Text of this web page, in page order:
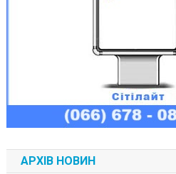
АРХІВ НОВИН